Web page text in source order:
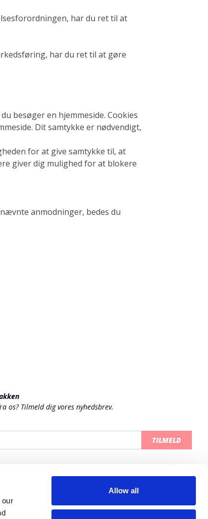
our
Allow all
har du ret til at
har du ret til at gøre
besøger en hjemmeside. Cookies
Dit samtykke er nødvendigt,
for at give samtykke til, at
giver dig mulighed for at blokere
anmodninger, bedes du
os? Tilmeld dig vores nyhedsbrev.
TILMELD